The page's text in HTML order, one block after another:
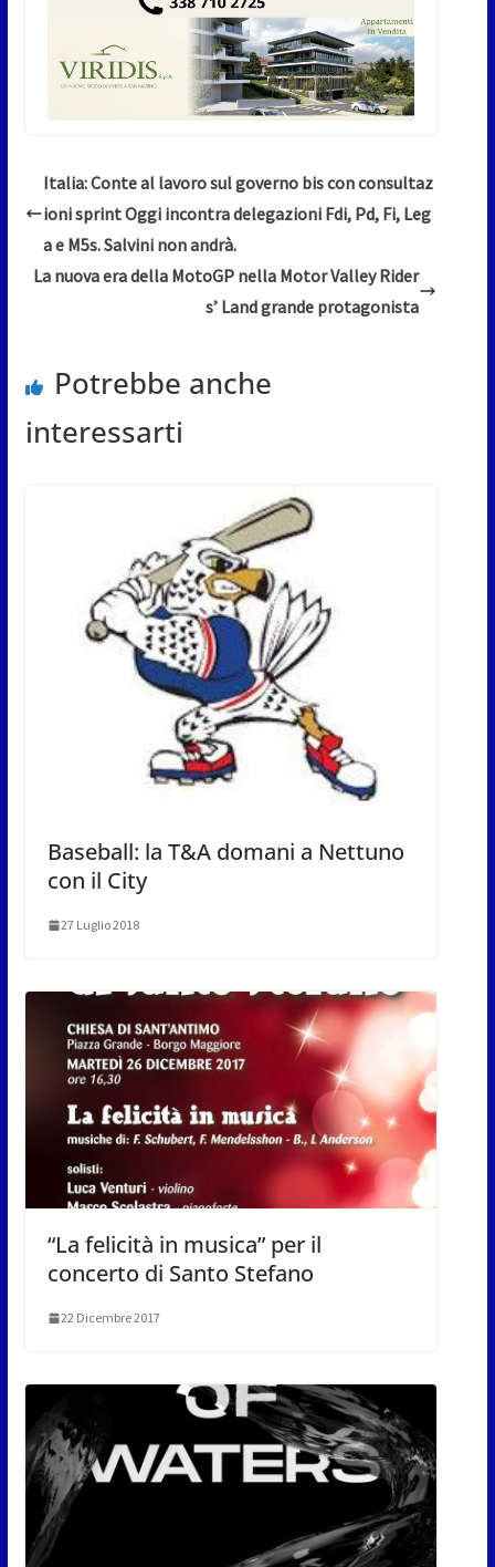
Italia: Conte al lavoro sul governo bis con consultaz
ioni sprint Oggi incontra delegazioni Fdi, Pd, Fi, Leg
a e M5s. Salvini non andrà.
La nuova era della MotoGP nella Motor Valley Rider
s’ Land grande protagonista
Potrebbe anche
interessarti
Baseball: la T&A domani a Nettuno
con il City
27 Luglio 2018
“La felicità in musica” per il
concerto di Santo Stefano
22 Dicembre 2017